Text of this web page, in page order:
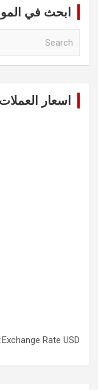
ابحث في
اسعار
Exchange Rate USD